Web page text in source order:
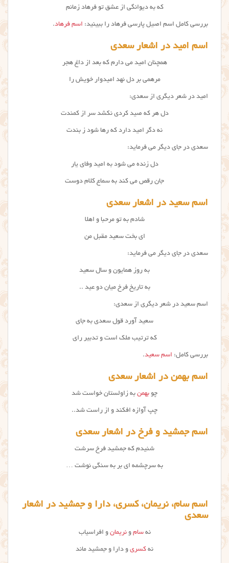
که به دیوانگی از عشق تو فرهاد زمانم
بررسی کامل اسم اصیل پارسی فرهاد را ببینید: اسم فرهاد.
اسم امید در اشعار سعدی
همچنان امید می دارم که بعد از داغ هجر
مرهمی بر دل نهد امیدوار خویش را
امید در شعر دیگری از سعدی:
دل هر که صید کردی نکشد سر از کمندت
نه دگر امید دارد که رها شود ز بندت
سعدی در جای دیگر می فرماید:
دل زنده می شود به امید وفای یار
جان رقص می کند به سماع کلام دوست
اسم سعید در اشعار سعدی
شادم به تو مرحبا و اهلا
ای بخت سعید مقبل من
سعدی در جای دیگر می فرماید:
به روز همایون و سال سعید
به تاریخ فرخ میان دو عید ..
اسم سعید در شعر دیگری از سعدی:
سعید آورد قول سعدی به جای
که ترتیب ملک است و تدبیر رای
بررسی کامل: اسم سعید.
اسم بهمن در اشعار سعدی
چو بهمن به زاولستان خواست شد
چپ آوازه افکند و از راست شد..
اسم جمشید و فرخ در اشعار سعدی
شنیدم که جمشید فرخ سرشت
به سرچشمه ای بر به سنگی نوشت …
اسم سام، نریمان، کسری، دارا و جمشید در اشعار
سعدی
نهسام ونریمان و افراسیاب
نه کسری و دارا و جمشید ماند